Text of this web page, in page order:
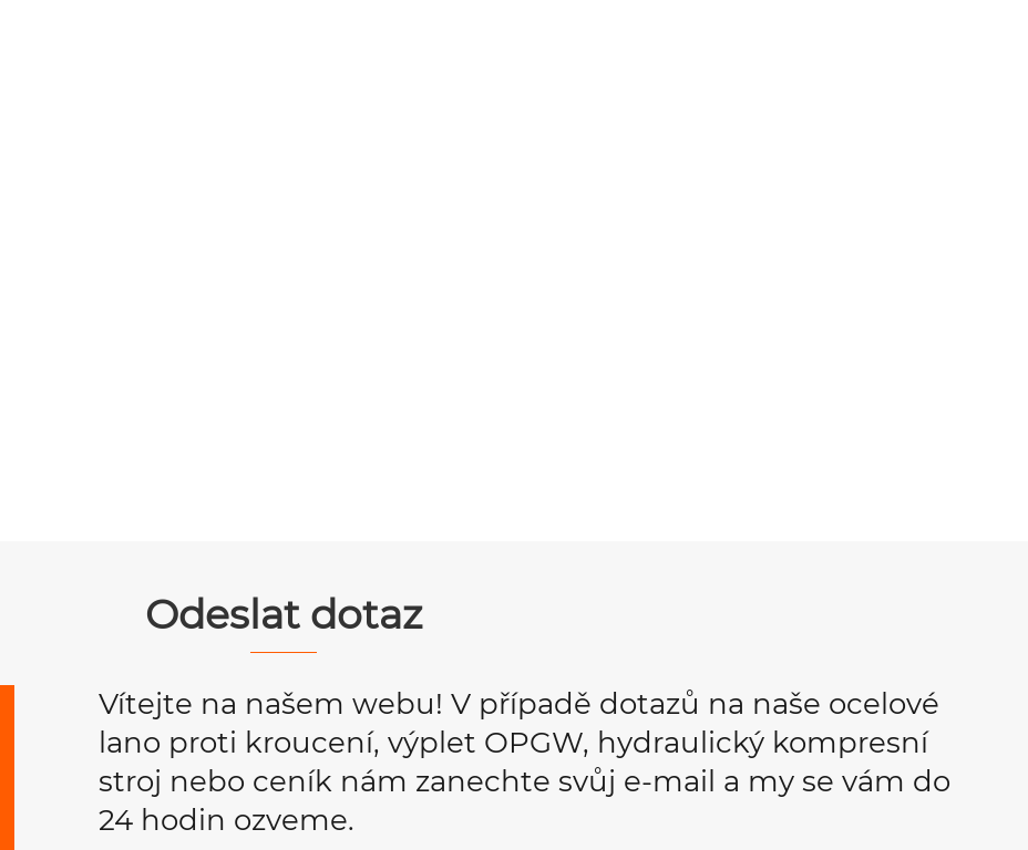
Odeslat dotaz
Vítejte na našem webu! V případě dotazů na naše ocelové
lano proti kroucení, výplet OPGW, hydraulický kompresní
stroj nebo ceník nám zanechte svůj e-mail a my se vám do
24 hodin ozveme.